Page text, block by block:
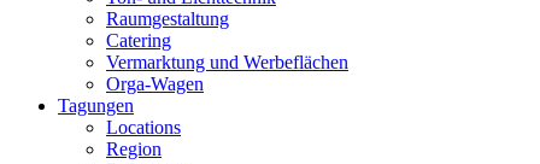
Raumgestaltung
Catering
Vermarktung und Werbeflächen
Orga‑Wagen
Tagungen
Locations
Region